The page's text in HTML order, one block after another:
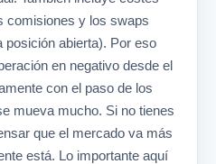
comisiones y los swaps
posición abierta). Por eso
en negativo desde el
con el paso de los
mueva mucho. Si no tienes
que el mercado va más
está. Lo importante aquí